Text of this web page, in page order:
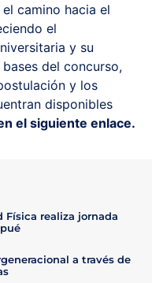
camino hacia el
el
y su
del concurso,
y los
disponibles
el siguiente enlace.
realiza jornada
a través de